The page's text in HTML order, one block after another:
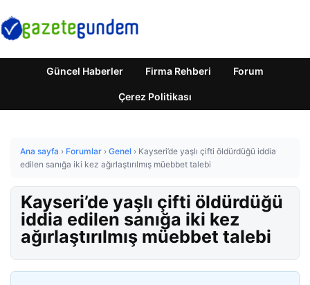
Güncel Haberler Firma Rehberi Forum
Çerez Politikası
Ana sayfa › Forumlar › Genel › Kayseri’de yaşlı çifti öldürdüğü iddia
edilen sanığa iki kez ağırlaştırılmış müebbet talebi
Kayseri’de yaşlı çifti öldürdüğü
iddia edilen sanığa iki kez
ağırlaştırılmış müebbet talebi